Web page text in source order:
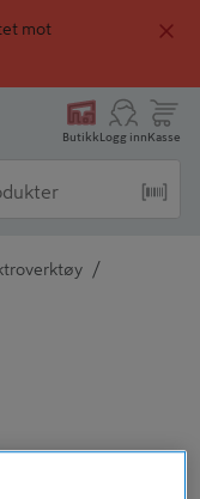
mot
ButikkLogg innKasse
/